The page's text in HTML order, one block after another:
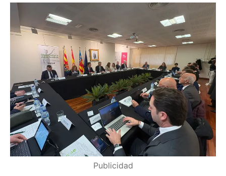
Publicidad